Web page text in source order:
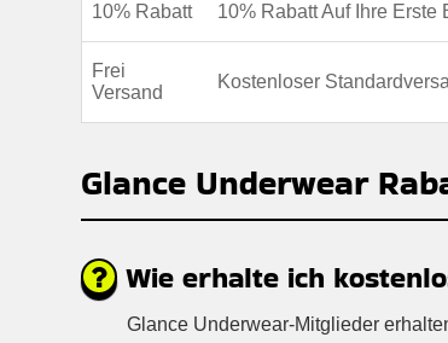
10% Rabatt 10% Rabatt Auf Ihre
Frei
Versand
Kostenloser
Glance Underwear
Wie erhalte ich
Glance Underwear-Mitglieder